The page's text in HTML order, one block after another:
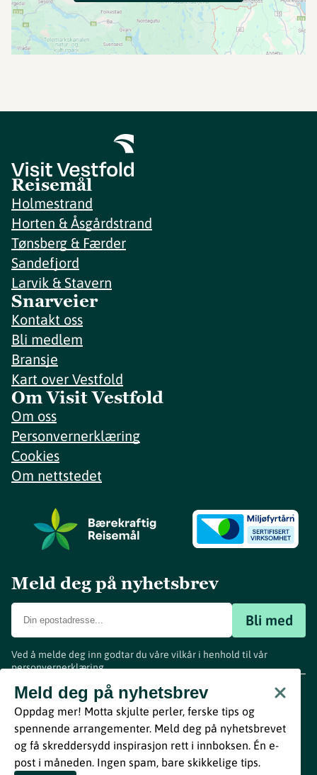
Reisemål
Holmestrand
Horten & Åsgårdstrand
Tønsberg & Færder
Sandefjord
Larvik & Stavern
Snarveier
Kontakt oss
Bli medlem
Bransje
Kart over Vestfold
Om Visit Vestfold
Om oss
Personvernerklæring
Cookies
Om nettstedet
Meld deg på nyhetsbrev
Bli med
Ved å melde deg inn godtar du våre vilkår i henhold til vår
personvernerklæring.
Meld deg på nyhetsbrev
Oppdag mer! Motta skjulte perler, ferske tips og
spennende arrangementer. Meld deg på nyhetsbrevet
og få skreddersydd inspirasjon rett i innboksen. Én e-
post i måneden. Ingen spam, bare skikkelige tips.
www.visitvestfold.com
Turistinformasjon
Vestfold Fylkeskommune
ByBreakfast